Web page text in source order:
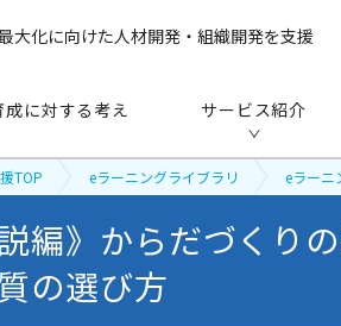
大化に向けた人材開発・組織開発を支援
成に対する考え サービス紹介
TOP eラーニングライブラリ eラーニ
説編》からだづくり
の選び方